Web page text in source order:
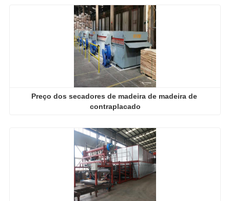
Preço dos secadores de madeira de madeira de
contraplacado